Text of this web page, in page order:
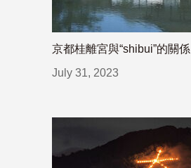
京都桂離宮與“shibui”的關係
July 31, 2023